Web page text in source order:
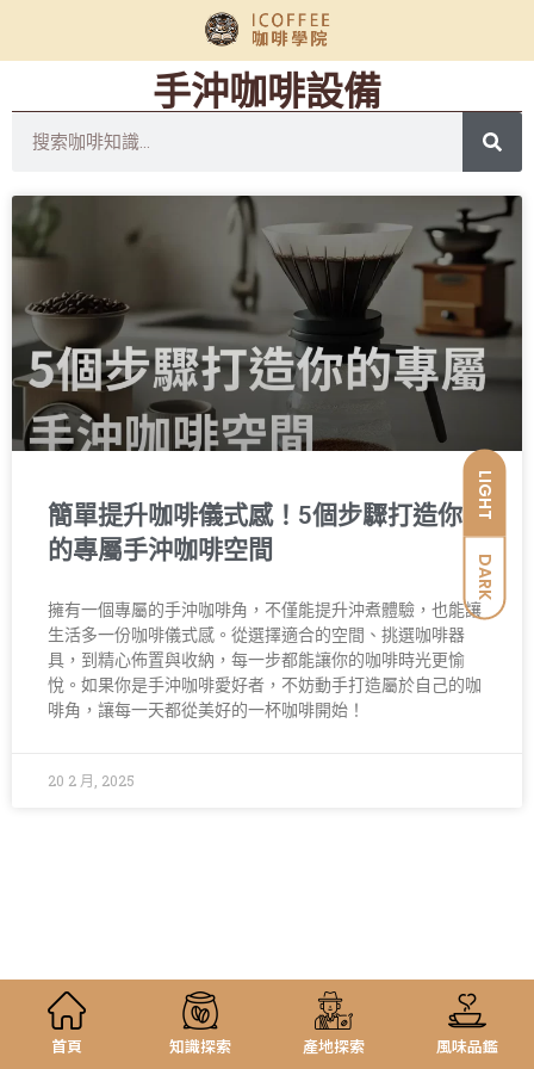
LIGHT
DARK
手沖咖啡設備
簡單提升咖啡儀式感！5個步驟打造你
的專屬手沖咖啡空間
擁有一個專屬的手沖咖啡角，不僅能提升沖煮體驗，也能讓
生活多一份咖啡儀式感。從選擇適合的空間、挑選咖啡器
具，到精心佈置與收納，每一步都能讓你的咖啡時光更愉
悅。如果你是手沖咖啡愛好者，不妨動手打造屬於自己的咖
啡角，讓每一天都從美好的一杯咖啡開始！
20 2 月, 2025
首頁 知識探索 產地探索 風味品鑑